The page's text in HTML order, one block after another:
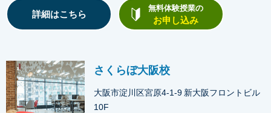
詳細はこちら 無料体験授業の
お申し込み
さくらぼ大阪校
大阪市淀川区宮原4-1-9 新大阪フロントビル
10F